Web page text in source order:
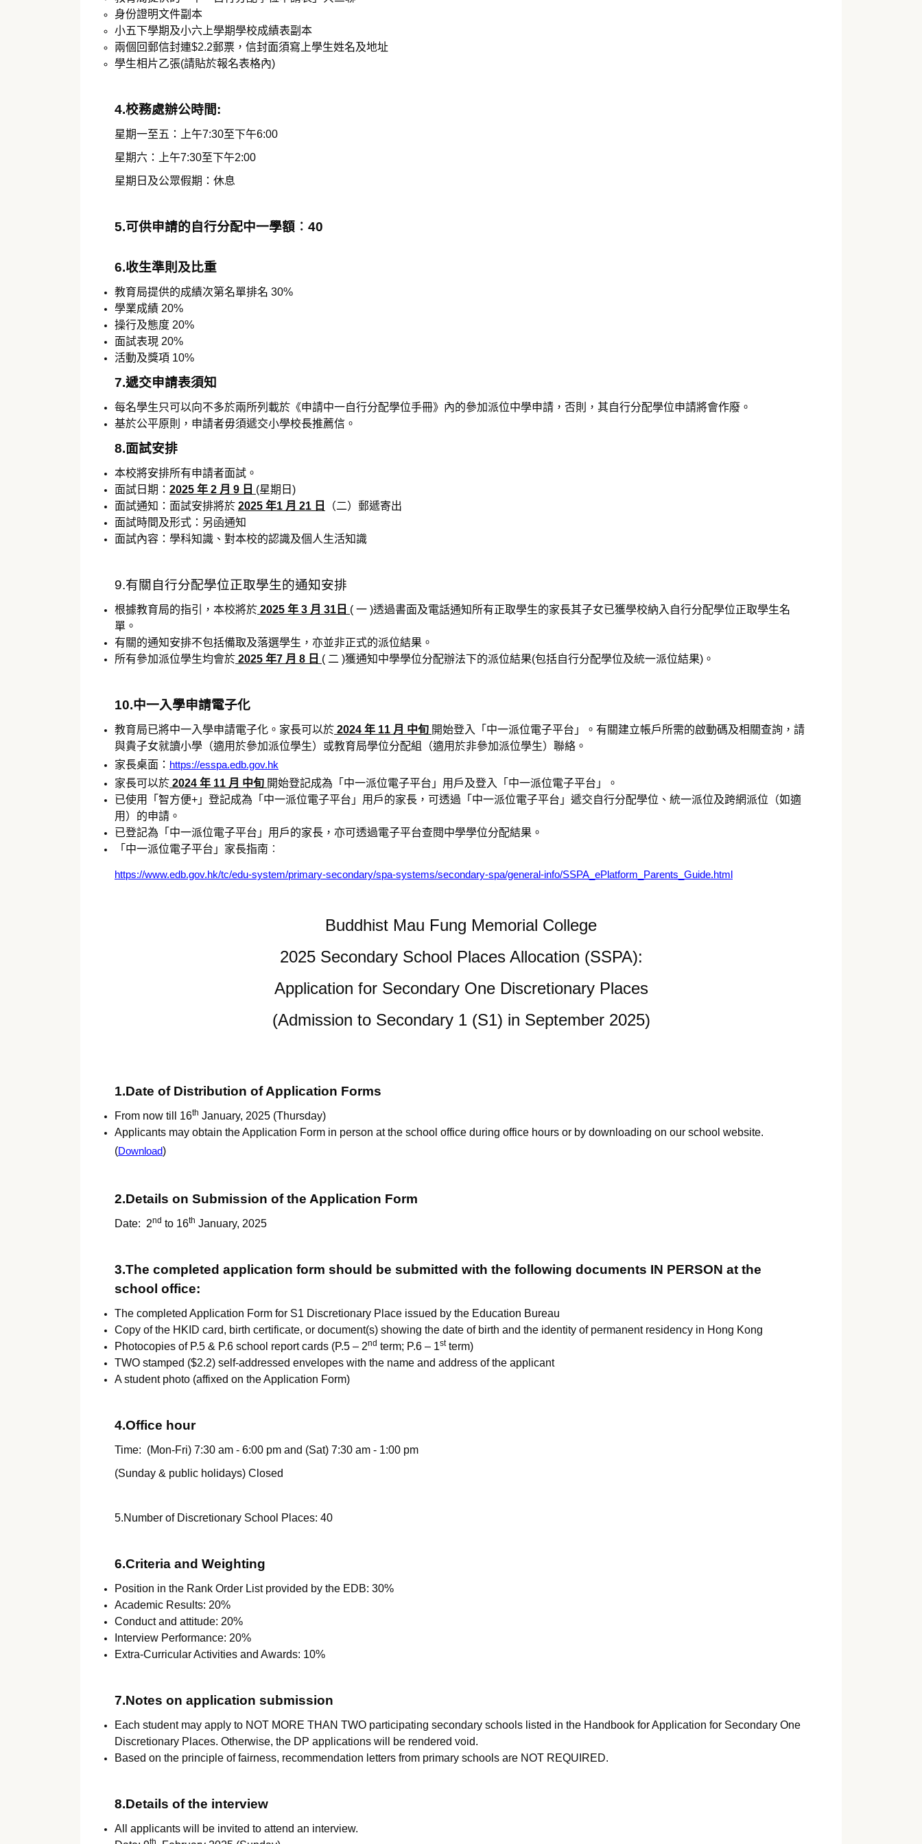
身份證明文件副本
小五下學期及小六上學期學校成績表副本
兩個回郵信封連$2.2郵票，信封面須寫上學生姓名及地址
學生相片乙張(請貼於報名表格內)
4.校務處辦公時間:
星期一至五：上午7:30至下午6:00
星期六：上午7:30至下午2:00
星期日及公眾假期：休息
5.可供申請的自行分配中一學額︰40
6.收生準則及比重
教育局提供的成績次第名單排名 30%
學業成績 20%
操行及態度 20%
面試表現 20%
活動及獎項 10%
7.遞交申請表須知
每名學生只可以向不多於兩所列載於《申請中一自行分配學位手冊》內的參加派位中學申請，否則，其自行分配學位申請將會作廢。
基於公平原則，申請者毋須遞交小學校長推薦信。
8.面試安排
本校將安排所有申請者面試。
面試日期： 2025 年 2 月 9 日 (星期日)
面試通知：面試安排將於 2025 年1 月 21 日
（二）郵遞寄出
面試時間及形式：另函通知
面試內容：學科知識、對本校的認識及個人生活知識
9.有關自行分配學位正取學生的通知安排
根據教育局的指引，本校將於 2025 年 3 月 31日 ( 一 )透過書面及電話通知所有正取學生的家長其子女已獲學校納入自行分配學位正取學生名
單。
有關的通知安排不包括備取及落選學生，亦並非正式的派位結果。
所有參加派位學生均會於 2025 年7 月 8 日 ( 二 )獲通知中學學位分配辦法下的派位結果(包括自行分配學位及統一派位結果)。
10.中一入學申請電子化
教育局已將中一入學申請電子化。家長可以於 2024 年 11 月 中旬 開始登入「中一派位電子平台」。有關建立帳戶所需的啟動碼及相關查詢，請
與貴子女就讀小學（適用於參加派位學生）或教育局學位分配組（適用於非參加派位學生）聯絡。
家長桌面： https://esspa.edb.gov.hk
家長可以於 2024 年 11 月 中旬 開始登記成為「中一派位電子平台」用戶及登入「中一派位電子平台」。
已使用「智方便+」登記成為「中一派位電子平台」用戶的家長，可透過「中一派位電子平台」遞交自行分配學位、統一派位及跨網派位（如適
用）的申請。
已登記為「中一派位電子平台」用戶的家長，亦可透過電子平台查閱中學學位分配結果。
「中一派位電子平台」家長指南︰
https://www.edb.gov.hk/tc/edu-system/primary-secondary/spa-systems/secondary-spa/general-info/SSPA_ePlatform_Parents_Guide.html
Buddhist Mau Fung Memorial College
2025 Secondary School Places Allocation (SSPA):
Application for Secondary One Discretionary Places
(Admission to Secondary 1 (S1) in September 2025)
1.Date of Distribution of Application Forms
From now till 16th January, 2025 (Thursday)
Applicants may obtain the Application Form in person at the school office during office hours or by downloading on our school website.
(Download)
2.Details on Submission of the Application Form
Date: 2nd to 16th January, 2025
3.The completed application form should be submitted with the following documents IN PERSON at the
school office:
The completed Application Form for S1 Discretionary Place issued by the Education Bureau
Copy of the HKID card, birth certificate, or document(s) showing the date of birth and the identity of permanent residency in Hong Kong
Photocopies of P.5 & P.6 school report cards (P.5 – 2nd term; P.6 – 1stterm)
TWO stamped ($2.2) self-addressed envelopes with the name and address of the applicant
A student photo (affixed on the Application Form)
4.Office hour
Time: (Mon-Fri) 7:30 am - 6:00 pm and (Sat) 7:30 am - 1:00 pm
(Sunday & public holidays) Closed
5.Number of Discretionary School Places: 40
6.Criteria and Weighting
Position in the Rank Order List provided by the EDB: 30%
Academic Results: 20%
Conduct and attitude: 20%
Interview Performance: 20%
Extra-Curricular Activities and Awards: 10%
7.Notes on application submission
Each student may apply to NOT MORE THAN TWO participating secondary schools listed in the Handbook for Application for Secondary One
Discretionary Places. Otherwise, the DP applications will be rendered void.
Based on the principle of fairness, recommendation letters from primary schools are NOT REQUIRED.
8.Details of the interview
All applicants will be invited to attend an interview.
th